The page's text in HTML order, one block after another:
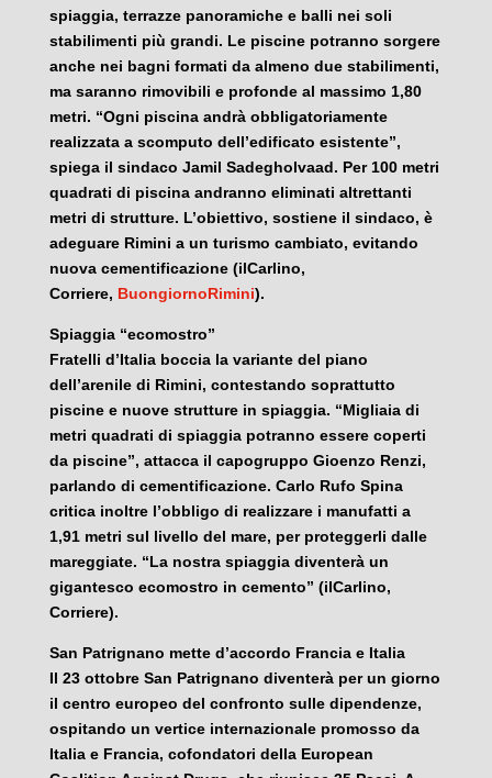
spiaggia, terrazze panoramiche e balli nei soli
stabilimenti più grandi. Le piscine potranno sorgere
anche nei bagni formati da almeno due stabilimenti,
ma saranno rimovibili e profonde al massimo 1,80
metri. “Ogni piscina andrà obbligatoriamente
realizzata a scomputo dell’edificato esistente”,
spiega il sindaco Jamil Sadegholvaad. Per 100 metri
quadrati di piscina andranno eliminati altrettanti
metri di strutture. L’obiettivo, sostiene il sindaco, è
adeguare Rimini a un turismo cambiato, evitando
nuova cementificazione (ilCarlino,
Corriere, BuongiornoRimini).
Spiaggia “ecomostro”
Fratelli d’Italia boccia la variante del piano
dell’arenile di Rimini, contestando soprattutto
piscine e nuove strutture in spiaggia. “Migliaia di
metri quadrati di spiaggia potranno essere coperti
da piscine”, attacca il capogruppo Gioenzo Renzi,
parlando di cementificazione. Carlo Rufo Spina
critica inoltre l’obbligo di realizzare i manufatti a
1,91 metri sul livello del mare, per proteggerli dalle
mareggiate. “La nostra spiaggia diventerà un
gigantesco ecomostro in cemento” (ilCarlino,
Corriere).
San Patrignano mette d’accordo Francia e Italia
Il 23 ottobre San Patrignano diventerà per un giorno
il centro europeo del confronto sulle dipendenze,
ospitando un vertice internazionale promosso da
Italia e Francia, cofondatori della European